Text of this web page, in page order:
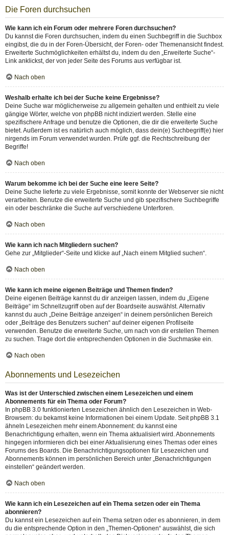
Die Foren durchsuchen
Wie kann ich ein Forum oder mehrere Foren durchsuchen?
Du kannst die Foren durchsuchen, indem du einen Suchbegriff in die Suchbox
eingibst, die du in der Foren-Übersicht, der Foren- oder Themenansicht findest.
Erweiterte Suchmöglichkeiten erhältst du, indem du den „Erweiterte Suche“-
Link anklickst, der von jeder Seite des Forums aus verfügbar ist.
Nach oben
Weshalb erhalte ich bei der Suche keine Ergebnisse?
Deine Suche war möglicherweise zu allgemein gehalten und enthielt zu viele
gängige Wörter, welche von phpBB nicht indiziert werden. Stelle eine
spezifischere Anfrage und benutze die Optionen, die dir die erweiterte Suche
bietet. Außerdem ist es natürlich auch möglich, dass dein(e) Suchbegriff(e) hier
nirgends im Forum verwendet wurden. Prüfe ggf. die Rechtschreibung der
Begriffe!
Nach oben
Warum bekomme ich bei der Suche eine leere Seite?
Deine Suche lieferte zu viele Ergebnisse, somit konnte der Webserver sie nicht
verarbeiten. Benutze die erweiterte Suche und gib spezifischere Suchbegriffe
ein oder beschränke die Suche auf verschiedene Unterforen.
Nach oben
Wie kann ich nach Mitgliedern suchen?
Gehe zur „Mitglieder“-Seite und klicke auf „Nach einem Mitglied suchen“.
Nach oben
Wie kann ich meine eigenen Beiträge und Themen finden?
Deine eigenen Beiträge kannst du dir anzeigen lassen, indem du „Eigene
Beiträge“ im Schnellzugriff oben auf der Boardseite auswählst. Alternativ
kannst du auch „Deine Beiträge anzeigen“ in deinem persönlichen Bereich
oder „Beiträge des Benutzers suchen“ auf deiner eigenen Profilseite
verwenden. Benutze die erweiterte Suche, um nach von dir erstellen Themen
zu suchen. Trage dort die entsprechenden Optionen in die Suchmaske ein.
Nach oben
Abonnements und Lesezeichen
Was ist der Unterschied zwischen einem Lesezeichen und einem
Abonnements für ein Thema oder Forum?
In phpBB 3.0 funktionierten Lesezeichen ähnlich den Lesezeichen in Web-
Browsern: du bekamst keine Informationen bei einem Update. Seit phpBB 3.1
ähneln Lesezeichen mehr einem Abonnement: du kannst eine
Benachrichtigung erhalten, wenn ein Thema aktualisiert wird. Abonnements
hingegen informieren dich bei einer Aktualisierung eines Themas oder eines
Forums des Boards. Die Benachrichtigungsoptionen für Lesezeichen und
Abonnements können im persönlichen Bereich unter „Benachrichtigungen
einstellen“ geändert werden.
Nach oben
Wie kann ich ein Lesezeichen auf ein Thema setzen oder ein Thema
abonnieren?
Du kannst ein Lesezeichen auf ein Thema setzen oder es abonnieren, in dem
du die entsprechende Option in den „Themen-Optionen“ auswählst, die sich